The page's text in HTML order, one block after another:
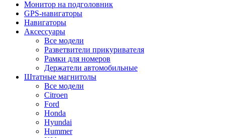
Монитор на подголовник
GPS-навигаторы
Навигаторы
Аксессуары
Все модели
Разветвители прикуривателя
Рамки для номеров
Держатели автомобильные
Штатные магнитолы
Все модели
Citroen
Ford
Honda
Hyundai
Hummer